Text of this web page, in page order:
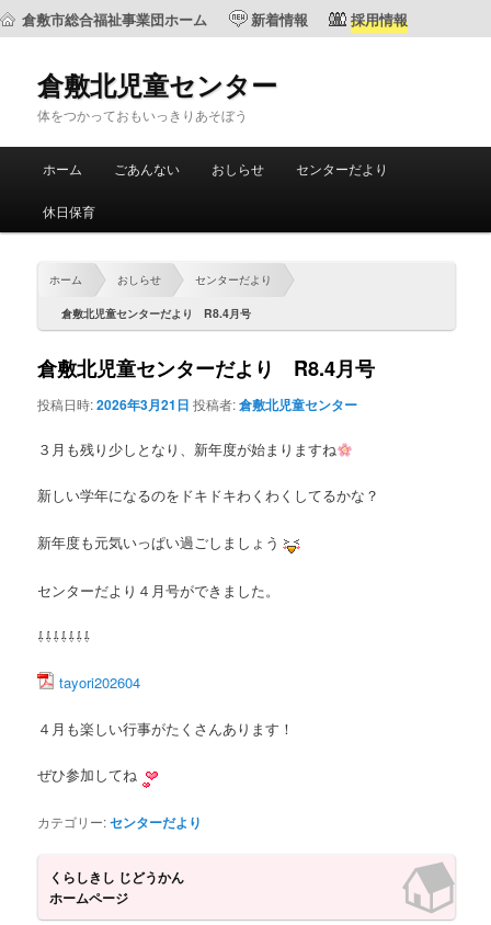
倉敷市総合福祉事業団ホーム 新着情報 採用情報
倉敷北児童センター
体をつかっておもいっきりあそぼう
メ
メ
イ
コ
ン
テ
ン
ツ
へ
移
動
サ
ブ
ン
テ
ン
ツ
へ
移
動
ホーム ごあんない おしらせ センターだより
休日保育
ホーム おしらせ センターだより
倉敷北児童センターだより R8.4月号
倉敷北児童センターだより R8.4月号
投稿日時:2026年3月21日 投稿者:倉敷北児童センター
３月も残り少しとなり、新年度が始まりますね
新しい学年になるのをドキドキわくわくしてるかな？
新年度も元気いっぱい過ごしましょう
センターだより４月号ができました。
⇩⇩⇩⇩⇩⇩⇩
tayori202604
４月も楽しい行事がたくさんあります！
ぜひ参加してね
カテゴリー:センターだより
くらしきし じどうかん
ホームページ